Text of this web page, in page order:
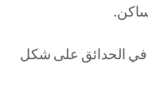
في الحدائق على شكل